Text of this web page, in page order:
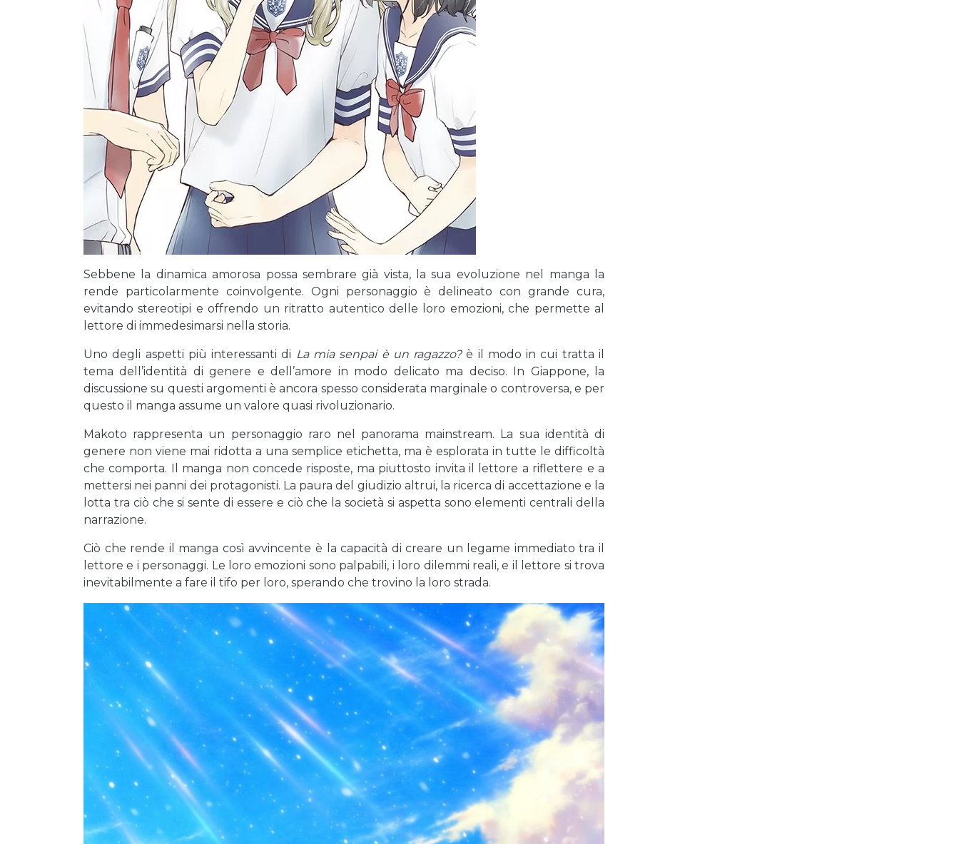
Sebbene la dinamica amorosa possa sembrare già vista, la sua evoluzione nel manga la
rende particolarmente coinvolgente. Ogni personaggio è delineato con grande cura,
evitando stereotipi e offrendo un ritratto autentico delle loro emozioni, che permette al
lettore di immedesimarsi nella storia.
Uno degli aspetti più interessanti di La mia senpai è un ragazzo?è il modo in cui tratta il
tema dell’identità di genere e dell’amore in modo delicato ma deciso. In Giappone, la
discussione su questi argomenti è ancora spesso considerata marginale o controversa, e per
questo il manga assume un valore quasi rivoluzionario.
Makoto rappresenta un personaggio raro nel panorama mainstream. La sua identità di
genere non viene mai ridotta a una semplice etichetta, ma è esplorata in tutte le difficoltà
che comporta. Il manga non concede risposte, ma piuttosto invita il lettore a riflettere e a
mettersi nei panni dei protagonisti. La paura del giudizio altrui, la ricerca di accettazione e la
lotta tra ciò che si sente di essere e ciò che la società si aspetta sono elementi centrali della
narrazione.
Ciò che rende il manga così avvincente è la capacità di creare un legame immediato tra il
lettore e i personaggi. Le loro emozioni sono palpabili, i loro dilemmi reali, e il lettore si trova
inevitabilmente a fare il tifo per loro, sperando che trovino la loro strada.